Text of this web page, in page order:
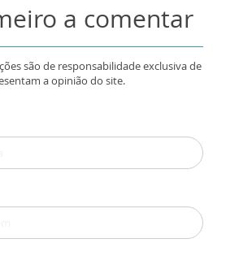
a comentar
são de responsabilidade exclusiva de
a opinião do site.